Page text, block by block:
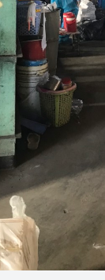
Bảo
Xúc
Thị
Thị
Đại
Phát
Phát